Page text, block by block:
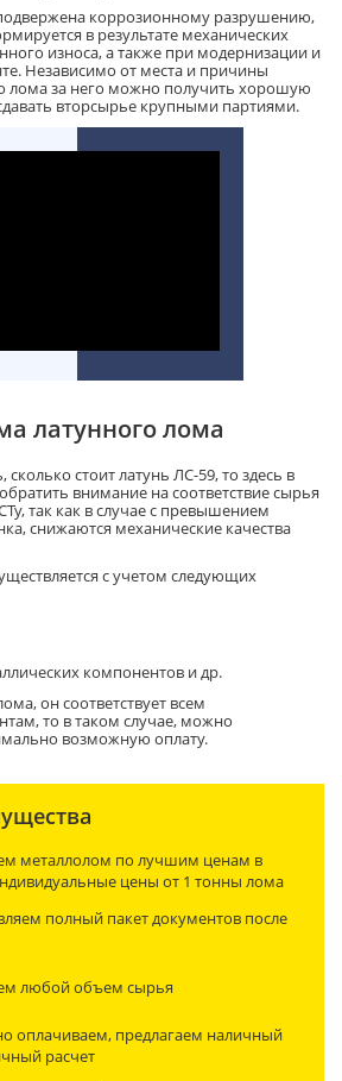
коррозионному разрушению,
в результате механических
износа, а также при модернизации и
Независимо от места и причины
лома за него можно получить хорошую
вторсырье крупными партиями.
латунного лома
сколько стоит латунь ЛС-59, то здесь в
внимание на соответствие сырья
так как в случае с превышением
снижаются механические качества
с учетом следующих
компонентов и др.
он соответствует всем
то в таком случае, можно
возможную оплату.
металлолом по лучшим ценам в
цены от 1 тонны лома
полный пакет документов после
любой объем сырья
оплачиваем, предлагаем наличный
расчет